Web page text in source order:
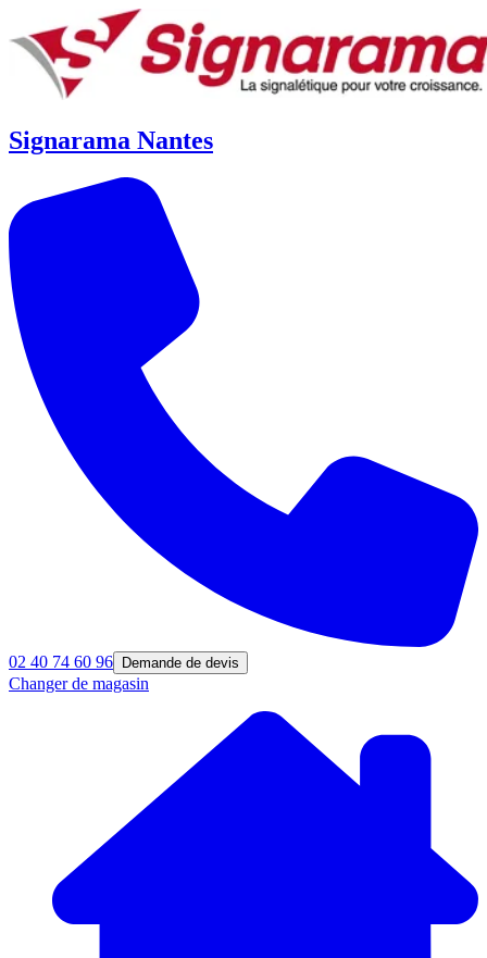
Signarama Nantes
02 40 74 60 96 Demande de devis
Changer de magasin